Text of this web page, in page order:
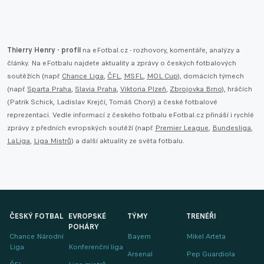
Thierry Henry - profil na eFotbal.cz - rozhovory, komentáře, analýzy a
články. Na eFotbalu najdete aktuality a zprávy o českých fotbalových
soutěžích (např. Chance Liga, ČFL, MSFL, MOL Cup), domácích týmech
(např. Sparta Praha, Slavia Praha, Viktoria Plzeň, Zbrojovka Brno), hráčích
(Patrik Schick, Ladislav Krejčí, Tomáš Chorý) a české fotbalové
reprezentaci. Vedle informací z českého fotbalu eFotbal.cz přináší i rychlé
zprávy z předních evropských soutěží (např. Premier League, Bundesliga,
LaLiga, Liga Mistrů) a další aktuality ze světa fotbalu.
ČESKÝ FOTBAL
Chance Národní
Liga
EVROPSKÉ
POHÁRY
Konferenční liga
TÝMY
Bayern
Arsenal
TRENÉŘI
Mikel Arteta
Pep Guardiola